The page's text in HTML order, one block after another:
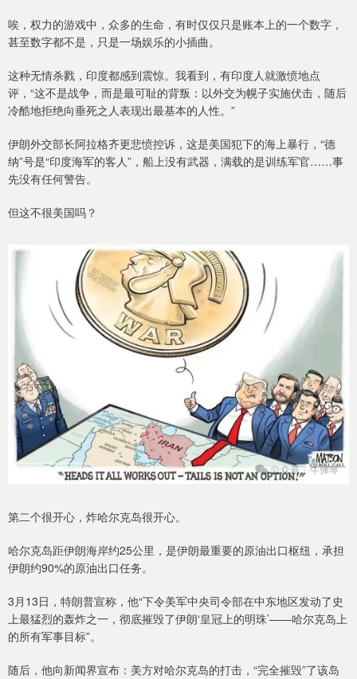
唉，权力的游戏中，众多的生命，有时仅仅只是账本上的一个数字，
甚至数字都不是，只是一场娱乐的小插曲。
这种无情杀戮，印度都感到震惊。我看到，有印度人就激愤地点
评，“这不是战争，而是最可耻的背叛：以外交为幌子实施伏击，随后
冷酷地拒绝向垂死之人表现出最基本的人性。”
伊朗外交部长阿拉格齐更悲愤控诉，这是美国犯下的海上暴行，“德
纳”号是“印度海军的客人”，船上没有武器，满载的是训练军官……事
先没有任何警告。
但这不很美国吗？
第二个很开心，炸哈尔克岛很开心。
哈尔克岛距伊朗海岸约25公里，是伊朗最重要的原油出口枢纽，承担
伊朗约90%的原油出口任务。
3月13日，特朗普宣称，他“下令美军中央司令部在中东地区发动了史
上最猛烈的轰炸之一，彻底摧毁了伊朗‘皇冠上的明珠’——哈尔克岛上
的所有军事目标”。
随后，他向新闻界宣布：美方对哈尔克岛的打击，“完全摧毁”了该岛